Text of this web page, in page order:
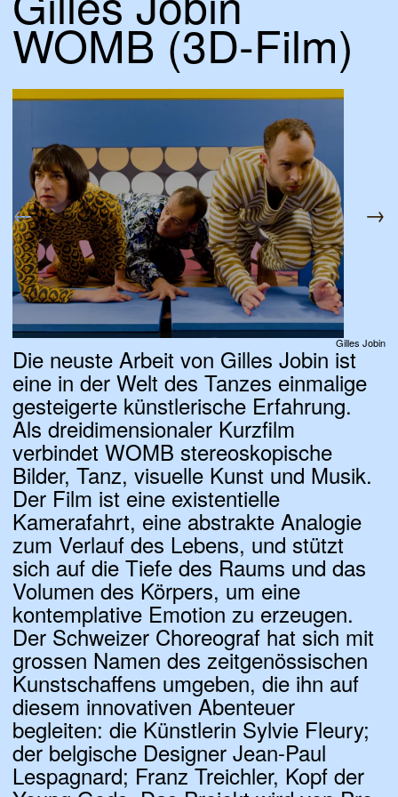
VIDEO
01.05.17, Magazin tanz, Thomas
Hauert, Lilo WeberPDF
WOMB (3D-Film)
← →
Gilles Jobin
Die neuste Arbeit von Gilles Jobin ist
eine in der Welt des Tanzes einmalige
gesteigerte künstlerische Erfahrung.
Als dreidimensionaler Kurzfilm
verbindet WOMB stereoskopische
Bilder, Tanz, visuelle Kunst und Musik.
Der Film ist eine existentielle
Kamerafahrt, eine abstrakte Analogie
zum Verlauf des Lebens, und stützt
sich auf die Tiefe des Raums und das
Volumen des Körpers, um eine
kontemplative Emotion zu erzeugen.
Der Schweizer Choreograf hat sich mit
grossen Namen des zeitgenössischen
Kunstschaffens umgeben, die ihn auf
diesem innovativen Abenteuer
begleiten: die Künstlerin Sylvie Fleury;
der belgische Designer Jean-Paul
Lespagnard; Franz Treichler, Kopf der